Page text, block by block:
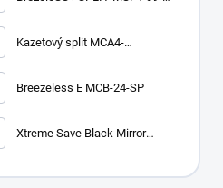
Kazetový split MCA4-
Breezeless E MCB-24-SP
Xtreme Save Black Mirror